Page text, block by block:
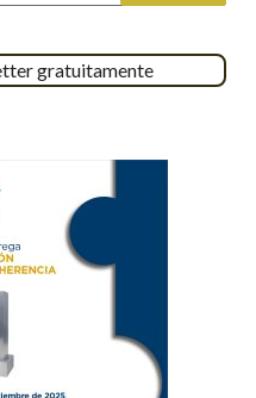
gratuitamente